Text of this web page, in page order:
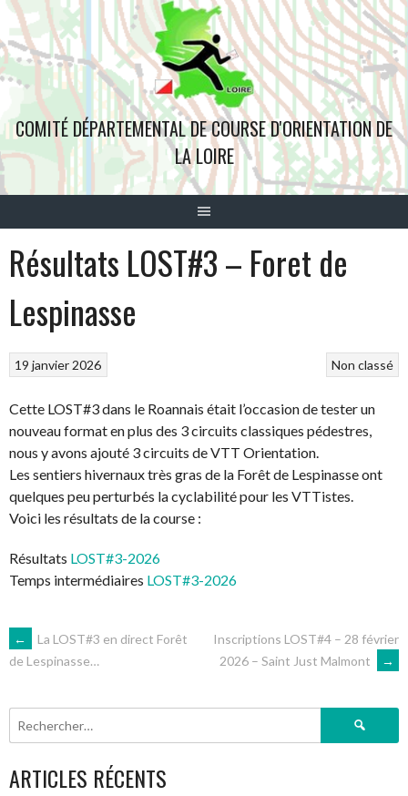
Aller
contenu
COMITÉ DÉPARTEMENTAL DE COURSE D'ORIENTATION DE
LA LOIRE
Résultats LOST#3 – Foret de
Lespinasse
Non classé
19 janvier 2026
Cette LOST#3 dans le Roannais était l’occasion de tester un
nouveau format en plus des 3 circuits classiques pédestres,
nous y avons ajouté 3 circuits de VTT Orientation.
Les sentiers hivernaux très gras de la Forêt de Lespinasse ont
quelques peu perturbés la cyclabilité pour les VTTistes.
Voici les résultats de la course :
Résultats LOST#3-2026
Temps intermédiaires LOST#3-2026
NAVIGATION
DES
ARTICLES
←
La LOST#3 en direct Forêt
de Lespinasse…
Inscriptions LOST#4 – 28 février
2026 – Saint Just Malmont
→
Rechercher :
ARTICLES RÉCENTS